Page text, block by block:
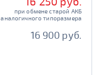
при обмене старой АКБ
аналогичного типоразмера
16 900 руб.